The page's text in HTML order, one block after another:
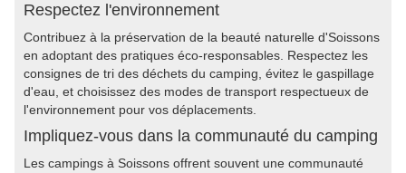
Respectez l'environnement
Contribuez à la préservation de la beauté naturelle d'Soissons
en adoptant des pratiques éco-responsables. Respectez les
consignes de tri des déchets du camping, évitez le gaspillage
d'eau, et choisissez des modes de transport respectueux de
l'environnement pour vos déplacements.
Impliquez-vous dans la communauté du camping
Les campings à Soissons offrent souvent une communauté